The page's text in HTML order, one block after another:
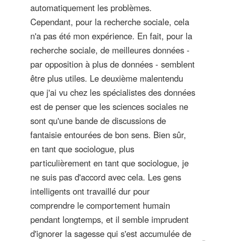
automatiquement les problèmes.
Cependant, pour la recherche sociale, cela
n'a pas été mon expérience. En fait, pour la
recherche sociale, de meilleures données -
par opposition à plus de données - semblent
être plus utiles. Le deuxième malentendu
que j'ai vu chez les spécialistes des données
est de penser que les sciences sociales ne
sont qu'une bande de discussions de
fantaisie entourées de bon sens. Bien sûr,
en tant que sociologue, plus
particulièrement en tant que sociologue, je
ne suis pas d'accord avec cela. Les gens
intelligents ont travaillé dur pour
comprendre le comportement humain
pendant longtemps, et il semble imprudent
d'ignorer la sagesse qui s'est accumulée de